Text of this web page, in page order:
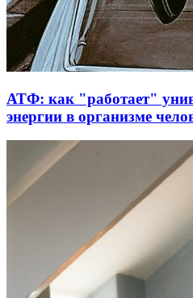
АТФ: как "работает"
энергии в организме